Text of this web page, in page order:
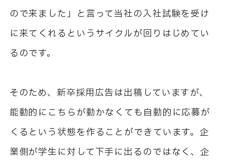
ので来ました」と言って当社の入社試験を受け
に来てくれるというサイクルが回りはじめてい
るのです。
そのため、新卒採用広告は出稿していますが、
能動的にこちらが動かなくても自動的に応募が
くるという状態を作ることができています。企
業側が学生に対して下手に出るのではなく、企